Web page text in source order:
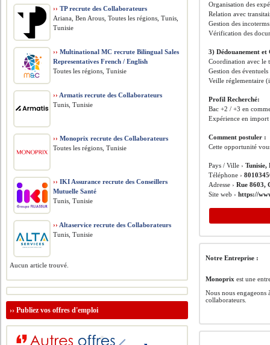
Organisation des
Relation avec
Gestion des
Vérification des
3) Dédouanement
Coordination avec le
Gestion des
Veille réglementaire
Profil Recherché:
Bac +2 / +3 en
Expérience en
Comment postuler :
Cette opportunité
Pays / Ville ›Tunisie,
Téléphone ›
Adresse ›Rue 8603,
Site web ›https://
Notre Entreprise :
Monoprix est une
Nous nous
collaborateurs.
›› TP recrute des Collaborateurs
Ariana, Ben Arous, Toutes les régions, Tunis,
Tunisie
›› Multinational MC recrute Bilingual Sales
Representatives French / English
Toutes les régions, Tunisie
›› Armatis recrute des Collaborateurs
Tunis, Tunisie
›› Monoprix recrute des Collaborateurs
Toutes les régions, Tunisie
›› IKI Assurance recrute des Conseillers
Mutuelle Santé
Tunis, Tunisie
›› Altaservice recrute des Collaborateurs
Tunis, Tunisie
Aucun article trouvé.
››Publiez vos offres d'emploi